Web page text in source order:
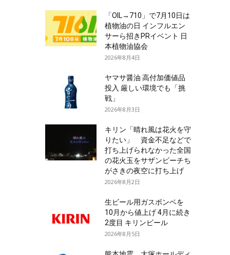
「OIL→710」で7月10日は
植物油の日 インフルエン
サーら招きPRイベント 日
本植物油協会
2026年8月4日
ヤマサ醤油 高付加価値品
投入 厳しい環境でも「挑
戦」
2026年8月3日
キリン「晴れ風は花火を守
りたい」 資金不足などで
打ち上げられなかった全国
の花火玉をサザンビーチち
がさきの夜空に打ち上げ
2026年8月2日
生ビール用ガスボンベを
10月から値上げ 4月に続き
2度目 キリンビール
2026年8月5日